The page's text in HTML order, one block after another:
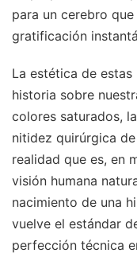
para un cerebro
gratificación
La estética de
historia sobre
colores saturados,
nitidez quirúrgica
realidad que es, en
visión humana
nacimiento de una
vuelve el estándar
perfección técnica